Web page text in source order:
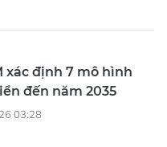
xác định 7 mô hình
đến năm 2035
03:28